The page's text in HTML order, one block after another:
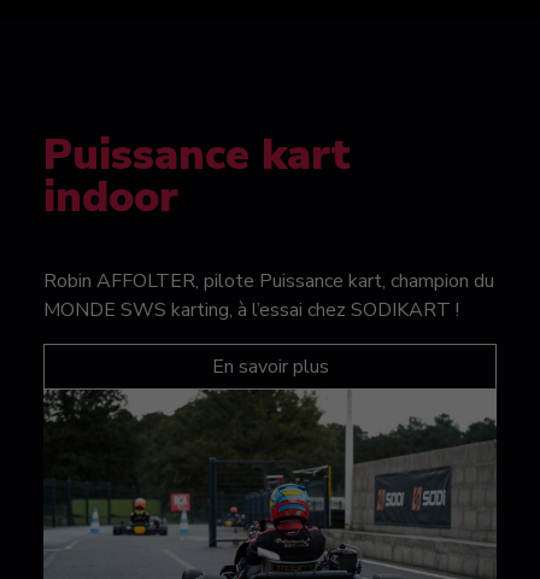
Puissance kart
indoor
Robin AFFOLTER, pilote Puissance kart, champion du
MONDE SWS karting, à l’essai chez SODIKART !
En savoir plus